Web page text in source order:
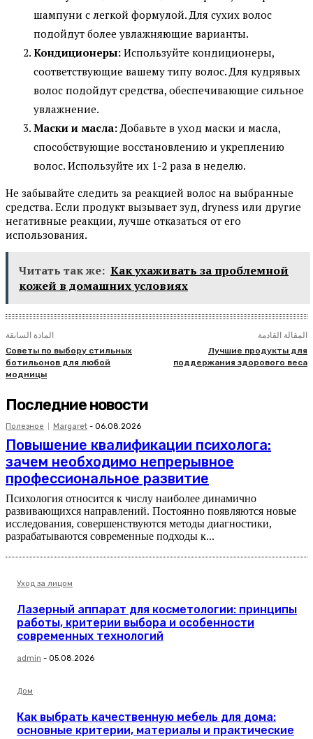
шампуни с легкой формулой. Для сухих волос
подойдут более увлажняющие варианты.
Кондиционеры: Используйте кондиционеры,
соответствующие вашему типу волос. Для кудрявых
волос подойдут средства, обеспечивающие сильное
увлажнение.
Маски и масла: Добавьте в уход маски и масла,
способствующие восстановлению и укреплению
волос. Используйте их 1-2 раза в неделю.
Не забывайте следить за реакцией волос на выбранные
средства. Если продукт вызывает зуд, dryness или другие
негативные реакции, лучше отказаться от его
использования.
Читать так же: Как ухаживать за проблемной
кожей в домашних условиях
المادة السابقة
Советы по выбору стильных
ботильонов для любой
модницы
المقالة القادمة
Лучшие продукты для
поддержания здорового веса
Последние новости
Полезное Margaret - 06.08.2026
Повышение квалификации психолога:
зачем необходимо непрерывное
профессиональное развитие
Психология относится к числу наиболее динамично
развивающихся направлений. Постоянно появляются новые
исследования, совершенствуются методы диагностики,
разрабатываются современные подходы к...
Уход за лицом
Лазерный аппарат для косметологии: принципы
работы, критерии выбора и особенности
современных технологий
admin - 05.08.2026
Дом
Как выбрать качественную мебель для дома:
основные критерии, материалы и практические